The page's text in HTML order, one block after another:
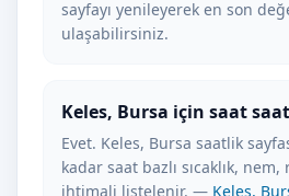
sayfayı yenileyerek en son
ulaşabilirsiniz.
Keles, Bursa için saat
Evet. Keles, Bursa saatlik
kadar saat bazlı sıcaklık, nem,
ihtimali listelenir. — Keles,